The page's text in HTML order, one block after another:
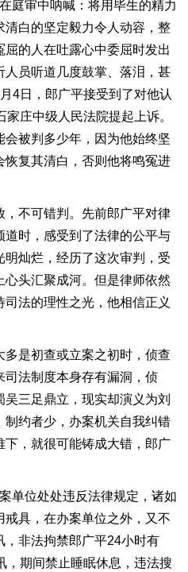
庭审中呐喊：将用毕生的精力
白的坚定毅力令人动容，整
的人在吐露心中委屈时发出
员听道几度鼓掌、落泪，甚
月 4日，郎广平接受到了对他认
家庄中级人民法院提起上诉。
被判多少年，因为他始终坚
复其清白，否则他将鸣冤进
不可错判。先前郎广平对律
时，感受到了法律的公平与
灿烂，经历了这次审判，受
头汇聚成河。但是律师依然
法的理性之光，他相信正义
是初查或立案之初时，侦查
司法制度本身存有漏洞，侦
三足鼎立，现实却演义为刘
约者少，办案机关自我纠错
，就很可能铸成大错，郎广
单位处处违反法律规定，诸如
具，在办案单位之外，又不
，非法拘禁郎广平24小时有
，期间禁止睡眠休息，违法搜